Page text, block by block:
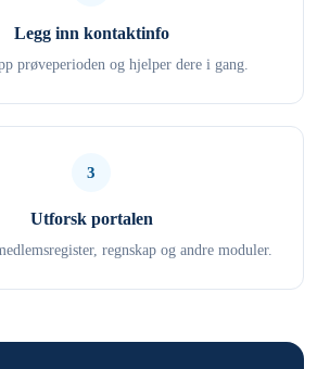
Legg inn kontaktinfo
prøveperioden og hjelper dere i gang.
3
Utforsk portalen
regnskap og andre moduler.